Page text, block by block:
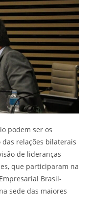
podem ser os
relações bilaterais
de lideranças
que participaram na
Brasil-
sede das maiores